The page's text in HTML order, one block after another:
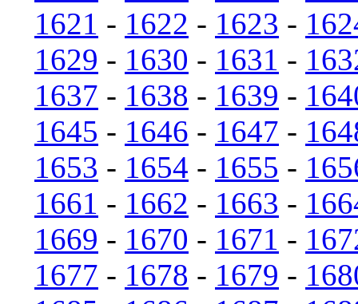
1621 - 1622 - 1623 -
1629 - 1630 - 1631 -
1637 - 1638 - 1639 -
1645 - 1646 - 1647 -
1653 - 1654 - 1655 -
1661 - 1662 - 1663 -
1669 - 1670 - 1671 -
1677 - 1678 - 1679 -